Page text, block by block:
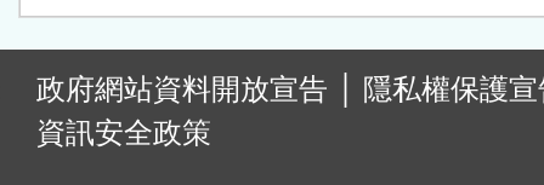
政府網站資料開放宣告
隱私權保護
資訊安全政策